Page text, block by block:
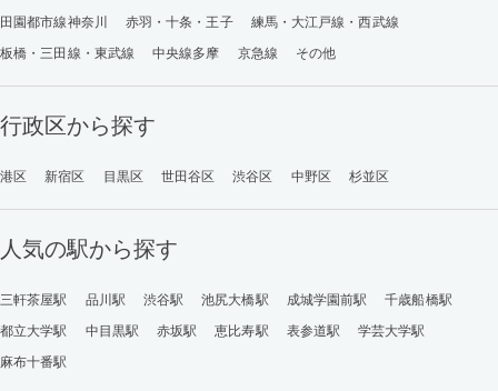
田園都市線神奈川
赤羽・十条・王子
練馬・大江戸線・西武線
板橋・三田線・東武線
中央線多摩 京急線 その他
行政区から探す
港区 新宿区 目黒区 世田谷区 渋谷区 中野区 杉並区
人気の駅から探す
三軒茶屋駅 品川駅 渋谷駅 池尻大橋駅 成城学園前駅
千歳船橋駅
都立大学駅
中目黒駅 赤坂駅 恵比寿駅 表参道駅
学芸大学駅
麻布十番駅